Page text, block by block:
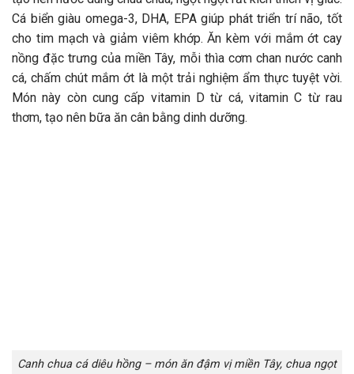
Cá biển giàu omega-3, DHA, EPA giúp phát triển trí não, tốt
cho tim mạch và giảm viêm khớp. Ăn kèm với mắm ớt cay
nồng đặc trưng của miền Tây, mỗi thìa cơm chan nước canh
cá, chấm chút mắm ớt là một trải nghiệm ẩm thực tuyệt vời.
Món này còn cung cấp vitamin D từ cá, vitamin C từ rau
thơm, tạo nên bữa ăn cân bằng dinh dưỡng.
Canh chua cá diêu hồng – món ăn đậm vị miền Tây, chua ngọt